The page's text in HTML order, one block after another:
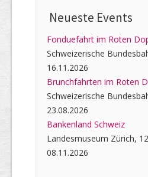
Neueste Events
Fonduefahrt im Roten
Schweizerische
16.11.2026
Brunchfahrten im Roten
Schweizerische
23.08.2026
Bankenland Schweiz
Landesmuseum Zürich,
08.11.2026